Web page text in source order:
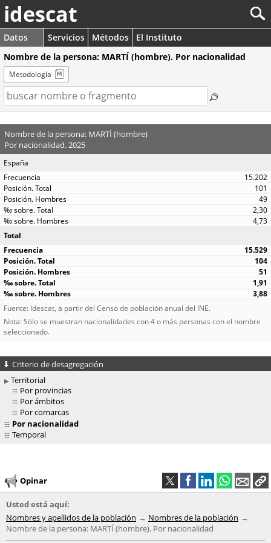
idescat
Datos Servicios Métodos
El Instituto
Nombre de la persona: MARTÍ (hombre). Por nacionalidad
Metodología
Nombre de la persona: MARTÍ (hombre)
Por nacionalidad. 2025
España
15.202
101
49
2,30
4,73
Total
15.529
104
51
1,91
3,88
Fuente: Idescat, a partir del Censo de población anual del INE.
Nota: Sólo se muestran nacionalidades con 4 o más personas con el nombre
seleccionado.
Criterio de desagregación
Territorial
Por provincias
Por ámbitos
Por comarcas
Por nacionalidad
Temporal
Opinar
Usted está aquí:
Nombres y apellidos de la población
Nombres de la población
Nombre de la persona: MARTÍ (hombre). Por nacionalidad